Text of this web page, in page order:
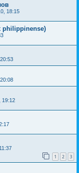
18:15
philippinense)
19:12
1 2 3